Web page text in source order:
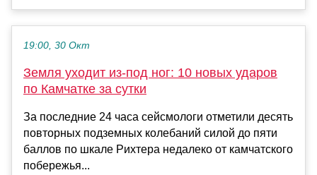
19:00, 30 Окт
Земля уходит из-под ног: 10 новых ударов
по Камчатке за сутки
За последние 24 часа сейсмологи отметили десять
повторных подземных колебаний силой до пяти
баллов по шкале Рихтера недалеко от камчатского
побережья...